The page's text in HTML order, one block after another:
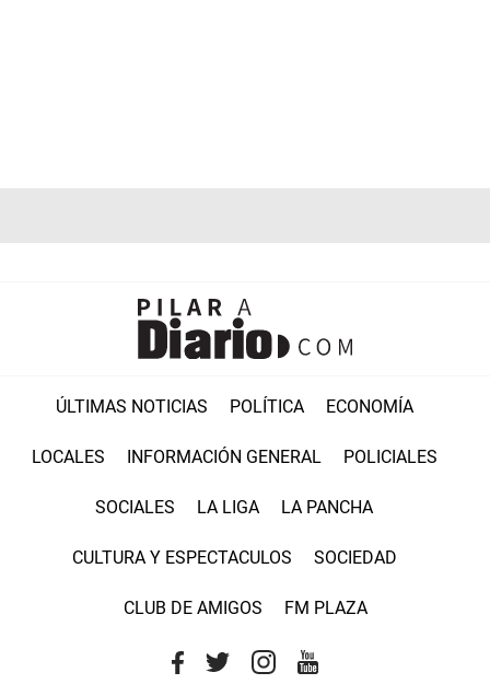
ÚLTIMAS NOTICIAS POLÍTICA ECONOMÍA
LOCALES INFORMACIÓN GENERAL POLICIALES
SOCIALES LA LIGA LA PANCHA
CULTURA Y ESPECTACULOS SOCIEDAD
CLUB DE AMIGOS FM PLAZA